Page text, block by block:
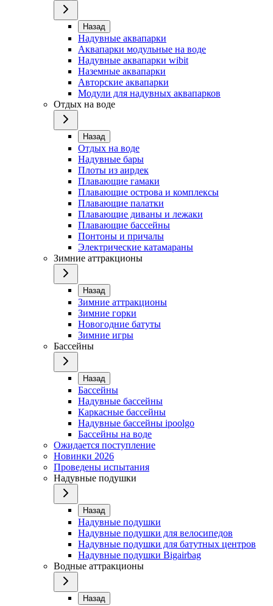
Назад
Надувные аквапарки
Аквапарки модульные на воде
Надувные аквапарки wibit
Наземные аквапарки
Авторские аквапарки
Модули для надувных аквапарков
Отдых на воде
Назад
Отдых на воде
Надувные бары
Плоты из аирдек
Плавающие гамаки
Плавающие острова и комплексы
Плавающие палатки
Плавающие диваны и лежаки
Плавающие бассейны
Понтоны и причалы
Электрические катамараны
Зимние аттракционы
Назад
Зимние аттракционы
Зимние горки
Новогодние батуты
Зимние игры
Бассейны
Назад
Бассейны
Надувные бассейны
Каркасные бассейны
Надувные бассейны ipoolgo
Бассейны на воде
Ожидается поступление
Новинки 2026
Проведены испытания
Надувные подушки
Назад
Надувные подушки
Надувные подушки для велосипедов
Надувные подушки для батутных центров
Надувные подушки Bigairbag
Водные аттракционы
Назад